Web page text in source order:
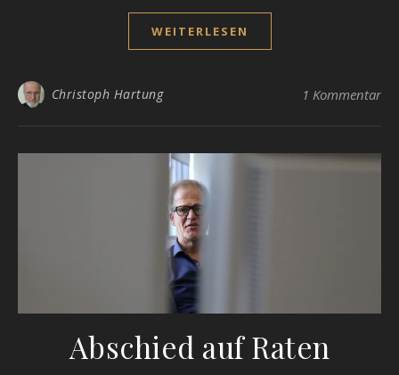
WEITERLESEN
Christoph Hartung 1 Kommentar
Abschied auf Raten